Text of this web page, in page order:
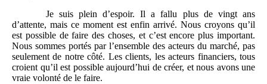
Je suis plein d’espoir. Il a fallu plus de vingt ans
d’attente, mais ce moment est enfin arrivé. Nous croyons qu’il
est possible de faire des choses, et c’est encore plus important.
Nous sommes portés par l’ensemble des acteurs du marché, pas
seulement de notre côté. Les clients, les acteurs financiers, tous
croient qu’il est possible aujourd’hui de créer, et nous avons une
vraie volonté de le faire.